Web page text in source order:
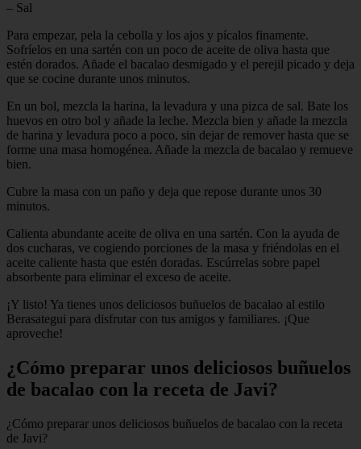
– Sal
Para empezar, pela la cebolla y los ajos y pícalos finamente.
Sofríelos en una sartén con un poco de aceite de oliva hasta que
estén dorados. Añade el bacalao desmigado y el perejil picado y deja
que se cocine durante unos minutos.
En un bol, mezcla la harina, la levadura y una pizca de sal. Bate los
huevos en otro bol y añade la leche. Mezcla bien y añade la mezcla
de harina y levadura poco a poco, sin dejar de remover hasta que se
forme una masa homogénea. Añade la mezcla de bacalao y remueve
bien.
Cubre la masa con un paño y deja que repose durante unos 30
minutos.
Calienta abundante aceite de oliva en una sartén. Con la ayuda de
dos cucharas, ve cogiendo porciones de la masa y friéndolas en el
aceite caliente hasta que estén doradas. Escúrrelas sobre papel
absorbente para eliminar el exceso de aceite.
¡Y listo! Ya tienes unos deliciosos buñuelos de bacalao al estilo
Berasategui para disfrutar con tus amigos y familiares. ¡Que
aproveche!
¿Cómo preparar unos deliciosos buñuelos
de bacalao con la receta de Javi?
¿Cómo preparar unos deliciosos buñuelos de bacalao con la receta
de Javi?